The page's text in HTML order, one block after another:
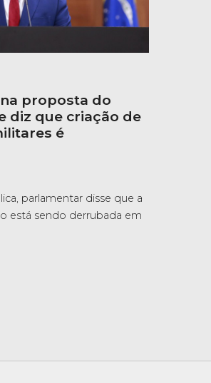
proposta do
diz que criação de
é
parlamentar disse que a
está sendo derrubada em